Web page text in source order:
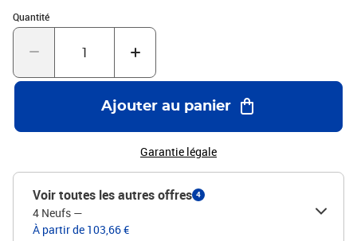
Quantité
Quantité : 1
Ajouter au panier
Garantie légale
Voir toutes les autres offres 4
4 Neufs —
À partir de 103,66 €